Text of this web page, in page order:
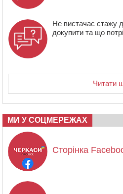
Не вистачає стажу
докупити та що
Читати
МИ У СОЦМЕРЕЖАХ
Сторінка